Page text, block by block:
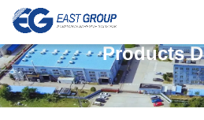
Products